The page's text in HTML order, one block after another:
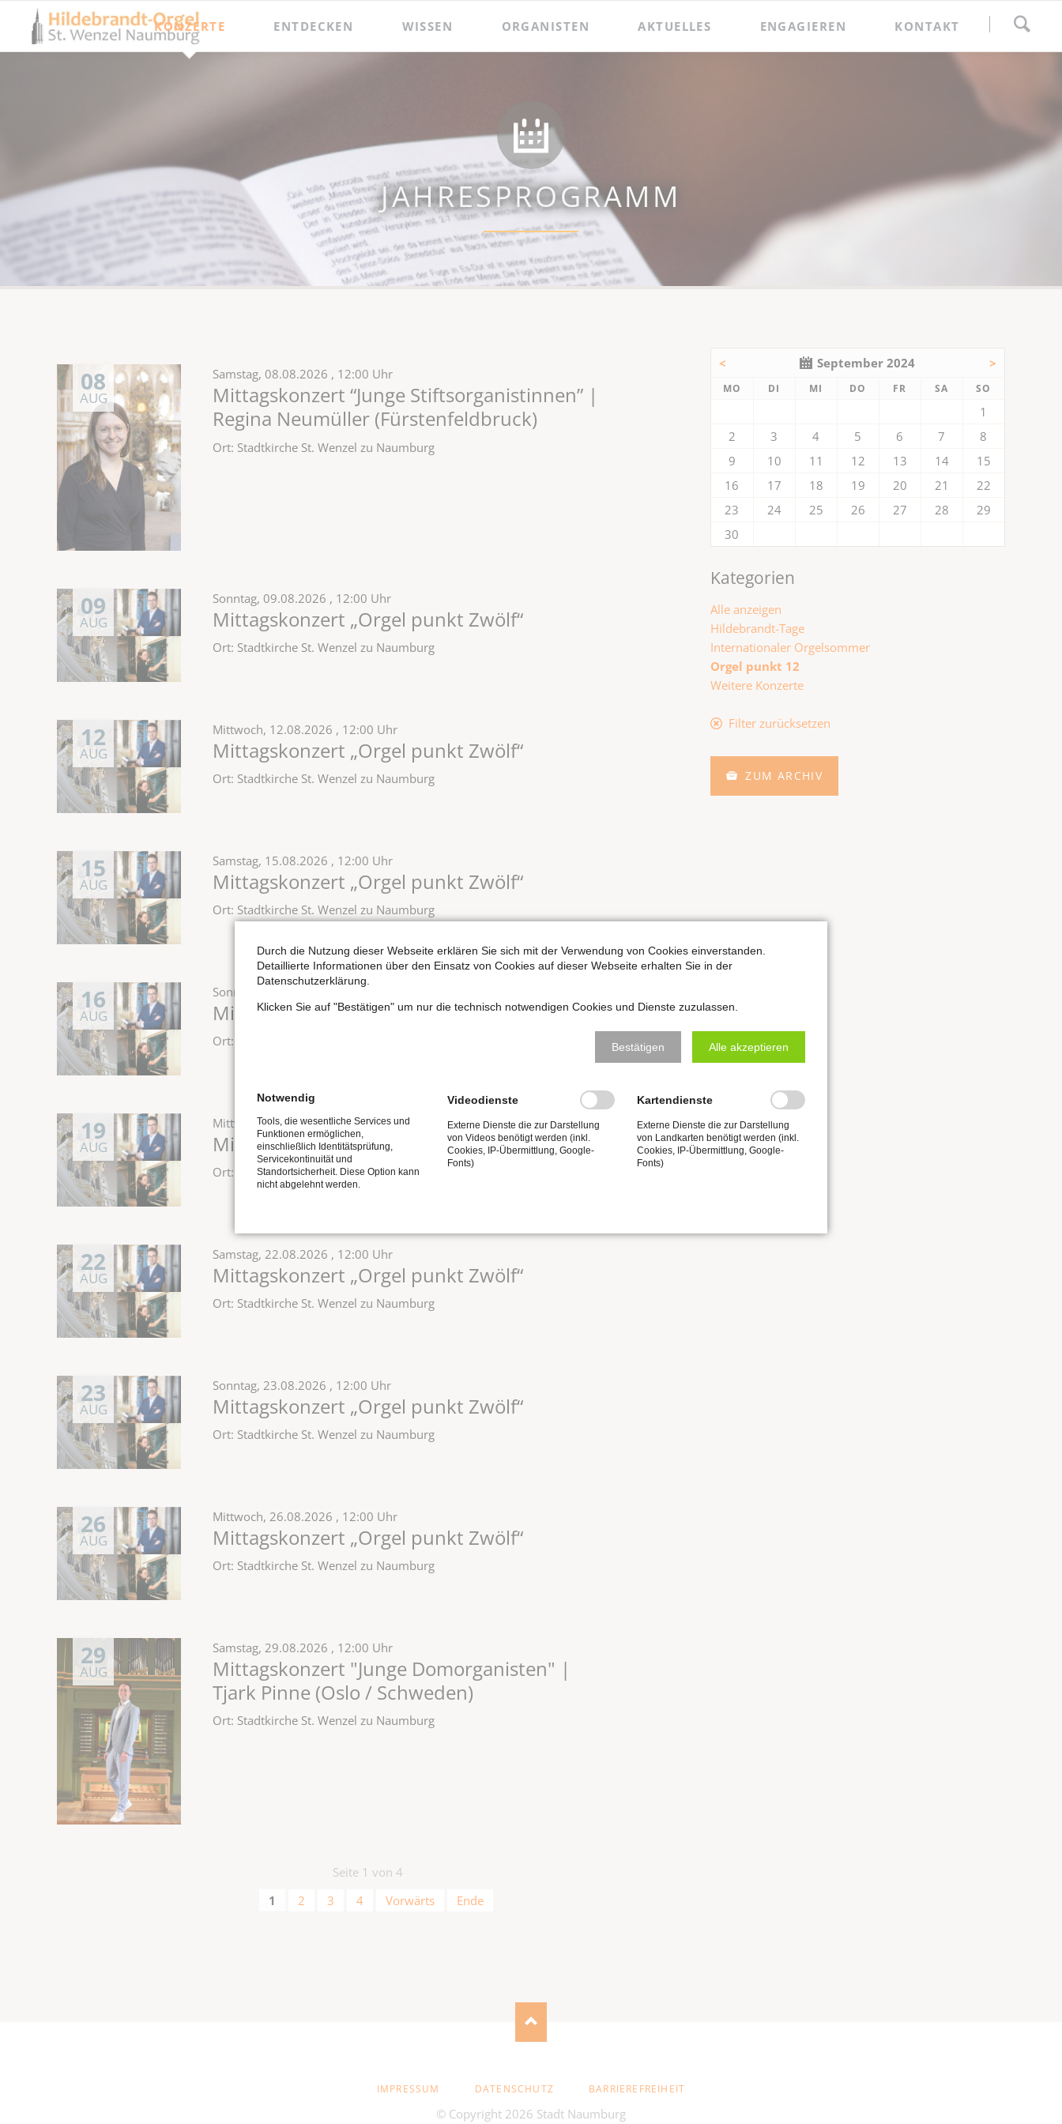
überspringen
KONZERTE
Festival Hildebrandt-Tage
ENTDECKEN WISSEN
Bach in Naumburg
ORGANISTEN
Die Assistenzorganistin
Berühmte Gast-Organisten
AKTUELLES ENGAGIEREN KONTAKT
JAHRESPROGRAMM
08
AUG
Samstag, 08.08.2026 , 12:00 Uhr
Mittagskonzert “Junge Stiftsorganistinnen” |
Regina Neumüller (Fürstenfeldbruck)
Ort: Stadtkirche St. Wenzel zu Naumburg
09
AUG
Sonntag, 09.08.2026 , 12:00 Uhr
Mittagskonzert „Orgel punkt Zwölf“
Ort: Stadtkirche St. Wenzel zu Naumburg
12
AUG
Mittwoch, 12.08.2026 , 12:00 Uhr
Mittagskonzert „Orgel punkt Zwölf“
Ort: Stadtkirche St. Wenzel zu Naumburg
15
AUG
Samstag, 15.08.2026 , 12:00 Uhr
Mittagskonzert „Orgel punkt Zwölf“
Ort: Stadtkirche St. Wenzel zu Naumburg
16
AUG
Sonntag, , 12:00 Uhr
Mittagskonzert „Orgel punkt Zwölf“
Ort: Stadtkirche St. Wenzel zu Naumburg
19
AUG
Mittwoch,19.08.2026 , 12:00 Uhr
Mittagskonzert „Orgel punkt Zwölf“
Ort: Stadtkirche St. Wenzel zu Naumburg
22
AUG
Samstag, 22.08.2026 , 12:00 Uhr
Mittagskonzert „Orgel punkt Zwölf“
Ort: Stadtkirche St. Wenzel zu Naumburg
23
AUG
Sonntag, 23.08.2026 , 12:00 Uhr
Mittagskonzert „Orgel punkt Zwölf“
Ort: Stadtkirche St. Wenzel zu Naumburg
26
AUG
Mittwoch, 26.08.2026 , 12:00 Uhr
Mittagskonzert „Orgel punkt Zwölf“
Ort: Stadtkirche St. Wenzel zu Naumburg
29
AUG
Samstag, 29.08.2026 , 12:00 Uhr
Mittagskonzert "Junge Domorganisten" |
Tjark Pinne (Oslo / Schweden)
Ort: Stadtkirche St. Wenzel zu Naumburg
Seite 1 von 4
1
2 3 4 Vorwärts Ende
< September 2024 >
MO NTAGDI ENSTAG
MI TTWOCH
DO NNERSTAG
FR EITAGSA MSTAGSO
1
2
3 4 5 6 7
8
9
10 11 12 13 14
15
16
17 18 19 20 21
22
23
24 25 26 27 28
29
30
Kategorien
Alle anzeigen
Hildebrandt-Tage
Internationaler Orgelsommer
Orgel punkt 12
Weitere Konzerte
Filter zurücksetzen
ZUM ARCHIV
ÜBERSPRINGEN
IMPRESSUM DATENSCHUTZ BARRIEREFREIHEIT
© Copyright 2026 Stadt Naumburg
Durch die Nutzung dieser Webseite erklären Sie sich mit der Verwendung von Cookies einverstanden.
Detaillierte Informationen über den Einsatz von Cookies auf dieser Webseite erhalten Sie in der
Datenschutzerklärung.
Klicken Sie auf "Bestätigen" um nur die technisch notwendigen Cookies und Dienste zuzulassen.
Bestätigen Alle akzeptieren
Notwendig
Tools, die wesentliche Services und
Funktionen ermöglichen,
einschließlich Identitätsprüfung,
Servicekontinuität und
Standortsicherheit. Diese Option kann
nicht abgelehnt werden.
Videodienste
Externe Dienste die zur Darstellung
von Videos benötigt werden (inkl.
Cookies, IP-Übermittlung, Google-
Fonts)
Kartendienste
Externe Dienste die zur Darstellung
von Landkarten benötigt werden (inkl.
Cookies, IP-Übermittlung, Google-
Fonts)